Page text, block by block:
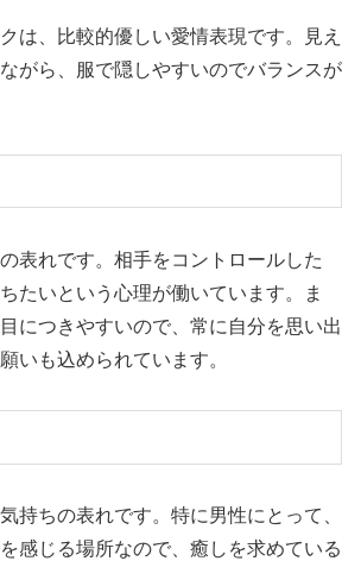
は、比較的優しい愛情表現です。見え
がら、服で隠しやすいのでバランスが
表れです。相手をコントロールした
たいという心理が働いています。ま
につきやすいので、常に自分を思い出
いも込められています。
持ちの表れです。特に男性にとって、
感じる場所なので、癒しを求めている